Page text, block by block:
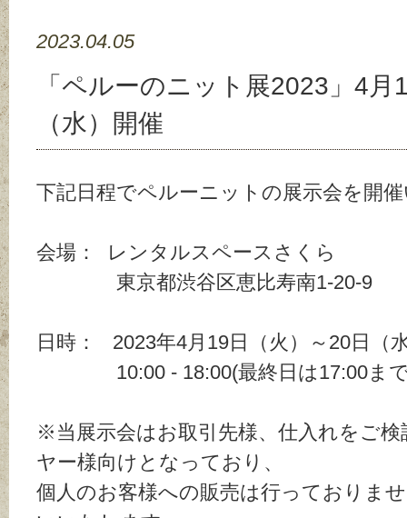
2023.04.05
「ペルーのニット展2023」4
（水）開催
下記日程でペルーニットの展示会を開
会場： レンタルスペースさくら
東京都渋谷区恵比寿南1-20-9
日時： 2023年4月19日（火）～20日（
10:00 - 18:00(最終日は17:00ま
※当展示会はお取引先様、仕入れをご
ヤー様向けとなっており、
個人のお客様への販売は行っておりま